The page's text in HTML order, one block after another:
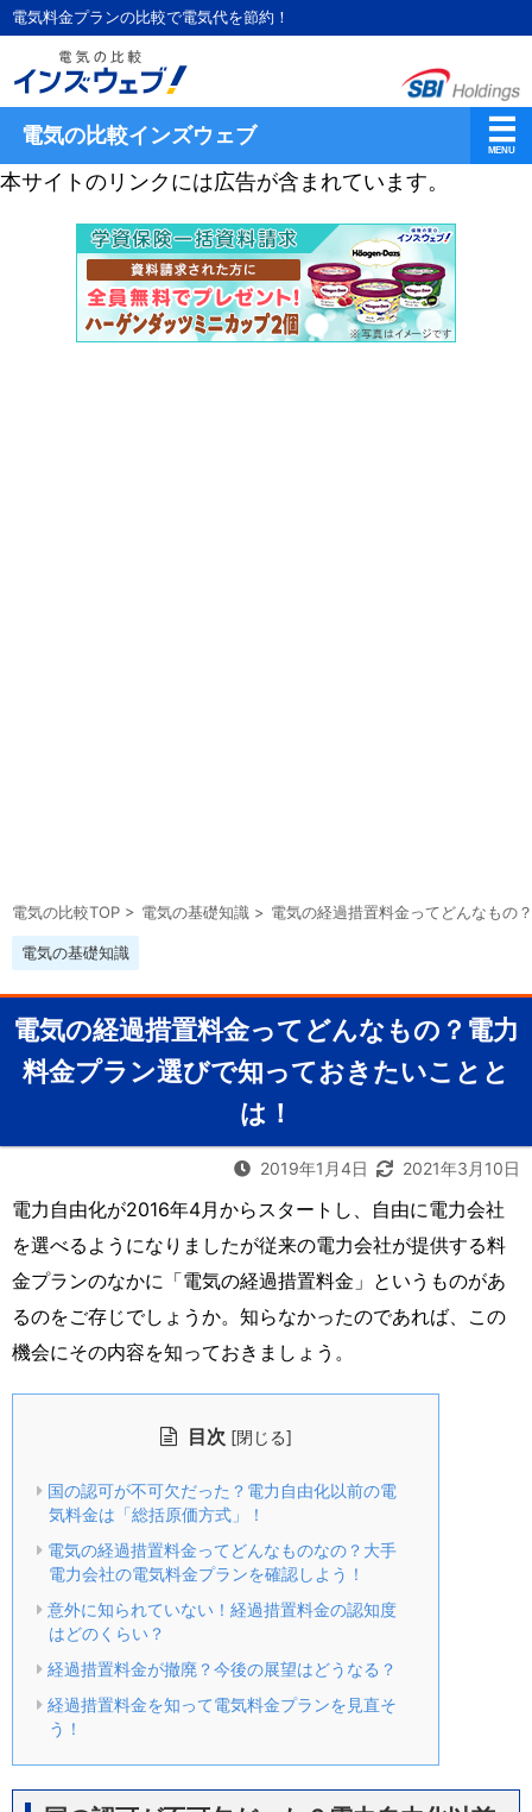
電気料金プランの比較で電気代を節約！
電気の比較インズウェブ
本サイトのリンクには広告が含まれています。
電気の比較TOP > 電気の基礎知識 > 電気の経過措置料金ってどんなもの
電気の基礎知識
電気の経過措置料金ってどんなもの？電力
料金プラン選びで知っておきたいことと
は！
2019年1月4日 2021年3月10日
電力自由化が2016年4月からスタートし、自由に電力会社
を選べるようになりましたが従来の電力会社が提供する料
金プランのなかに「電気の経過措置料金」というものがあ
るのをご存じでしょうか。知らなかったのであれば、この
機会にその内容を知っておきましょう。
目次 [閉じる]
国の認可が不可欠だった？電力自由化以前の電
気料金は「総括原価方式」！
電気の経過措置料金ってどんなものなの？大手
電力会社の電気料金プランを確認しよう！
意外に知られていない！経過措置料金の認知度
はどのくらい？
経過措置料金が撤廃？今後の展望はどうなる？
経過措置料金を知って電気料金プランを見直そ
う！